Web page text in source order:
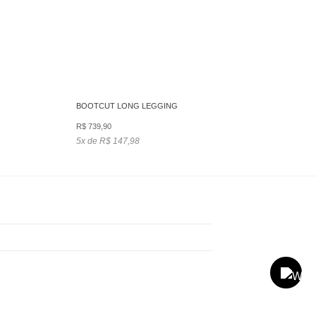
BOOTCUT LONG LEGGING
R$ 739,90
5x de R$ 147,98